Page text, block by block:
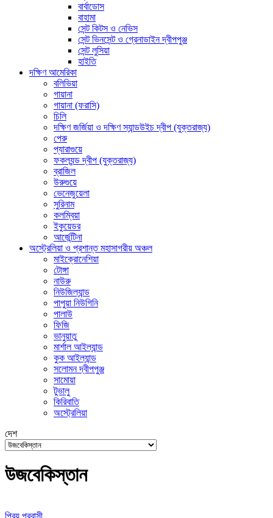
বার্বাডোস
বাহামা
সেন্ট কিটস ও নেভিস
সেন্ট ভিনসেন্ট ও গ্রেনাডাইন দ্বীপপুঞ্জ
সেন্ট লুসিয়া
হাইতি
দক্ষিণ আমেরিকা
বলিভিয়া
গায়ানা
গায়ানা (ফরাসি)
চিলি
দক্ষিণ জর্জিয়া ও দক্ষিণ স্যান্ডউইচ দ্বীপ (যুক্তরাজ্য)
পেরু
প্যারাগুয়ে
ফকল্যন্ড দ্বীপ (যুক্তরাজ্য)
ব্রাজিল
উরুগুয়ে
ভেনেজুয়েলা
সুরিনাম
কলম্বিয়া
ইকুয়েডর
আর্জেন্টিনা
অস্ট্রেলিয়া ও প্রশান্ত মহাসাগরীয় অঞ্চল
মাইক্রোনেশিয়া
টোঙ্গা
নাউরু
নিউজিল্যান্ড
পাপুয়া নিউগিনি
পালাউ
ফিজি
ভানুয়াতু
মার্শাল আইল্যান্ড
কুক আইল্যান্ড
সলোমন দ্বীপপুঞ্জ
সামোয়া
টুভালু
কিরিবাতি
অস্ট্রেলিয়া
দেশ
উজবেকিস্তান
প্রিয় প্রবাসী